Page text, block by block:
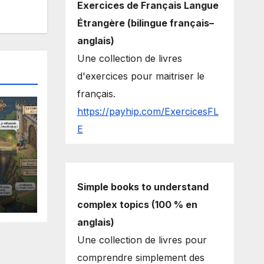
Exercices de Français Langue
Étrangère (bilingue français–
anglais)
Une collection de livres
d'exercices pour maitriser le
français.
https://payhip.com/ExercicesFL
E
Simple books to understand
complex topics (100 % en
anglais)
Une collection de livres pour
comprendre simplement des